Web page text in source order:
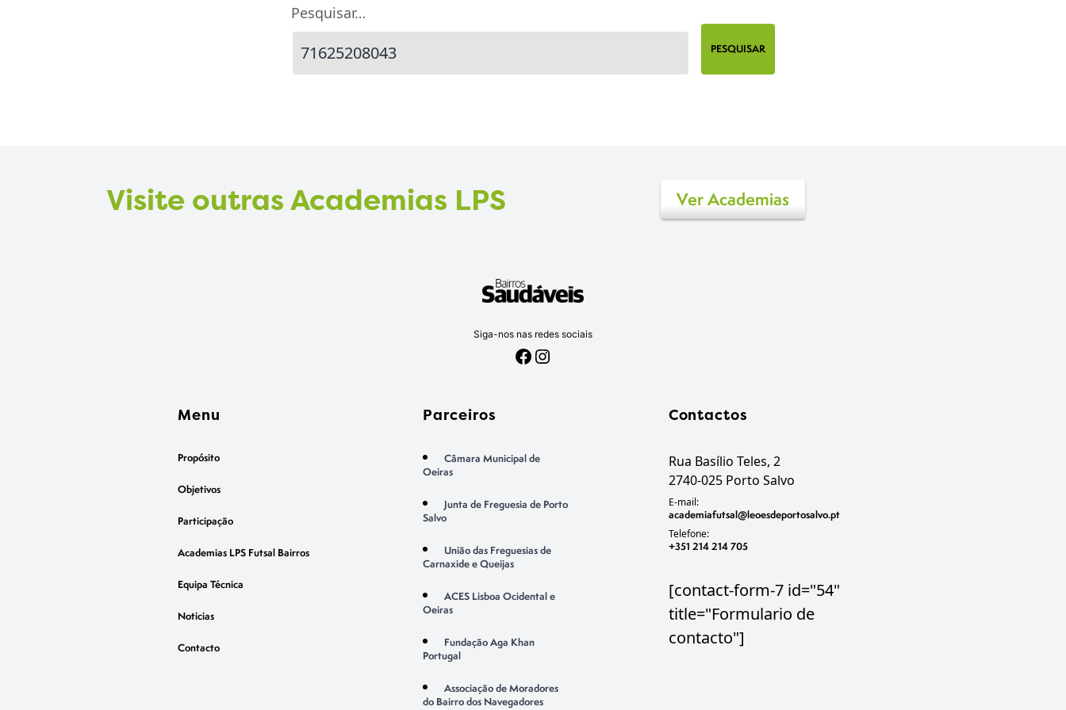
Pesquisar…
Visite outras Academias LPS Ver Academias
Siga-nos nas redes sociais
Menu
Propósito
Objetivos
Participação
Academias LPS Futsal Bairros
Equipa Técnica
Noticias
Contacto
Parceiros
Câmara Municipal de
Oeiras
Junta de Freguesia de Porto
Salvo
União das Freguesias de
Carnaxide e Queijas
ACES Lisboa Ocidental e
Oeiras
Fundação Aga Khan
Portugal
Associação de Moradores
do Bairro dos Navegadores
Contactos
Rua Basílio Teles, 2
2740-025 Porto Salvo
E-mail:
academiafutsal@leoesdeportosalvo.pt
Telefone:
+351 214 214 705
[contact-form-7 id="54"
title="Formulario de
contacto"]